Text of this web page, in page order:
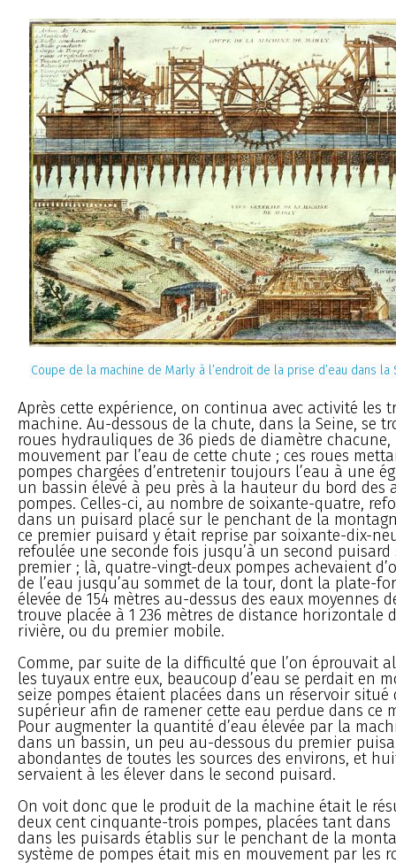
Coupe de la machine de Marly à l’endroit de la prise d’eau dans la
Après cette expérience, on continua avec activité les
machine. Au-dessous de la chute, dans la Seine, se
roues hydrauliques de 36 pieds de diamètre chacune,
mouvement par l’eau de cette chute ; ces roues
pompes chargées d’entretenir toujours l’eau à une
un bassin élevé à peu près à la hauteur du bord des
pompes. Celles-ci, au nombre de soixante-quatre,
dans un puisard placé sur le penchant de la
ce premier puisard y était reprise par soixante-dix-
refoulée une seconde fois jusqu’à un second
premier ; là, quatre-vingt-deux pompes achevaient
de l’eau jusqu’au sommet de la tour, dont la plate-
élevée de 154 mètres au-dessus des eaux moyennes
trouve placée à 1 236 mètres de distance horizontale
rivière, ou du premier mobile.
Comme, par suite de la difficulté que l’on éprouvait
les tuyaux entre eux, beaucoup d’eau se perdait en
seize pompes étaient placées dans un réservoir
supérieur afin de ramener cette eau perdue dans ce
Pour augmenter la quantité d’eau élevée par la
dans un bassin, un peu au-dessous du premier
abondantes de toutes les sources des environs, et
servaient à les élever dans le second puisard.
On voit donc que le produit de la machine était le
deux cent cinquante-trois pompes, placées tant
dans les puisards établis sur le penchant de la
système de pompes était mis en mouvement par les